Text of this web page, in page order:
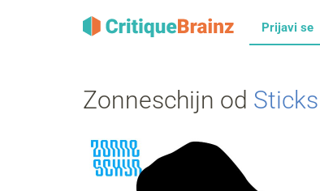
Prijavi se
Zonneschijn od Sticks